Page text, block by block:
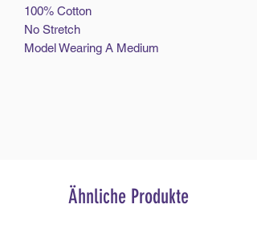
100% Cotton
No Stretch
Model Wearing A Medium
Ähnliche Produkte